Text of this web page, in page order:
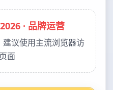
· 品牌运营
议使用主流浏览器访
面